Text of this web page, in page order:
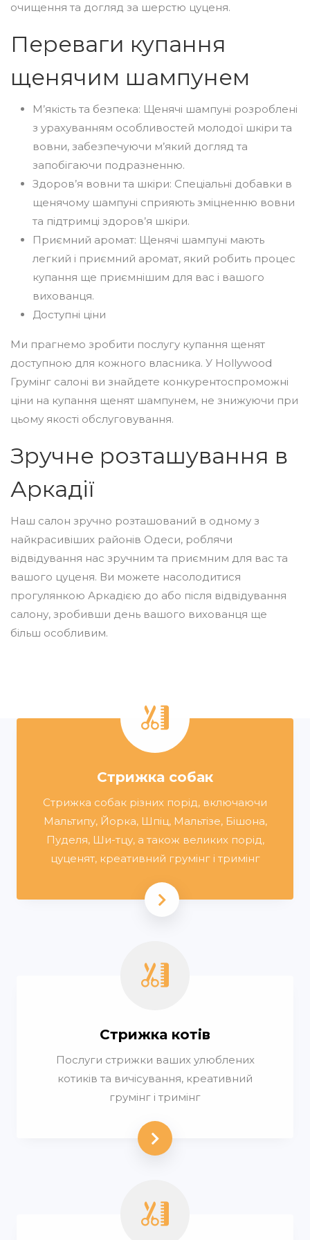
очищення та догляд за шерстю цуценя.
Переваги купання
щенячим шампунем
М’якість та безпека: Щенячі шампуні розроблені
з урахуванням особливостей молодої шкіри та
вовни, забезпечуючи м’який догляд та
запобігаючи подразненню.
Здоров’я вовни та шкіри: Спеціальні добавки в
щенячому шампуні сприяють зміцненню вовни
та підтримці здоров’я шкіри.
Приємний аромат: Щенячі шампуні мають
легкий і приємний аромат, який робить процес
купання ще приємнішим для вас і вашого
вихованця.
Доступні ціни
Ми прагнемо зробити послугу купання щенят
доступною для кожного власника. У Hollywood
Грумінг салоні ви знайдете конкурентоспроможні
ціни на купання щенят шампунем, не знижуючи при
цьому якості обслуговування.
Зручне розташування в
Аркадії
Наш салон зручно розташований в одному з
найкрасивіших районів Одеси, роблячи
відвідування нас зручним та приємним для вас та
вашого цуценя. Ви можете насолодитися
прогулянкою Аркадією до або після відвідування
салону, зробивши день вашого вихованця ще
більш особливим.
Стрижка собак
Стрижка собак різних порід, включаючи
Мальтипу, Йорка, Шпіц, Мальтізе, Бішона,
Пуделя, Ши-тцу, а також великих порід,
цуценят, креативний грумінг і тримінг
Стрижка котів
Послуги стрижки ваших улюблених
котиків та вичісування, креативний
грумінг і тримінг